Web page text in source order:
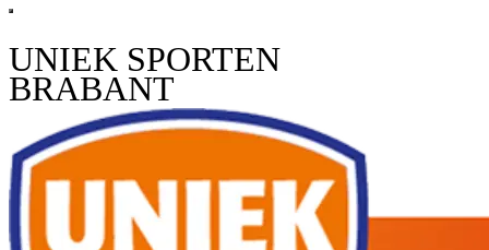
Open main menu
UNIEK SPORTEN
BRABANT